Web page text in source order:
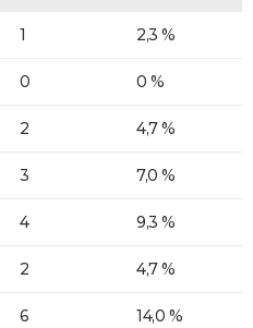
1 2,3 %
0 0 %
2 4,7 %
3 7,0 %
4 9,3 %
2 4,7 %
6 14,0 %